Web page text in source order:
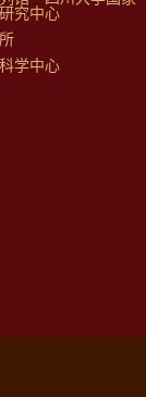
究中心
学中心